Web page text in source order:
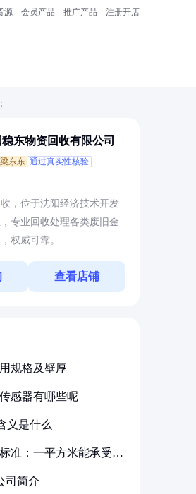
源 会员产品 推广产品 注册开店
东物资回收有限公司
东东 通过真实性核验
，位于沈阳经济技术开发
专业回收处理各类废旧金
权威可靠。
查看店铺
规格及壁厚
感器有哪些呢
义是什么
准：一平方米能承受多
司简介